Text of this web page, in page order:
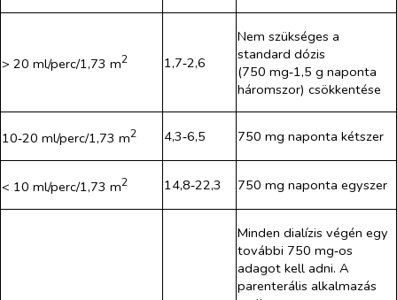
> 20 ml/perc/1,73 m2 1,7‑2,6
Nem szükséges a
standard dózis
(750 mg‑1,5 g naponta
háromszor) csökkentése
10‑20 ml/perc/1,73 m2 4,3‑6,5 750 mg naponta kétszer
< 10 ml/perc/1,73 m2 14,8‑22,3 750 mg naponta egyszer
Minden dialízis végén egy
további 750 mg‑os
adagot kell adni. A
parenterális alkalmazás